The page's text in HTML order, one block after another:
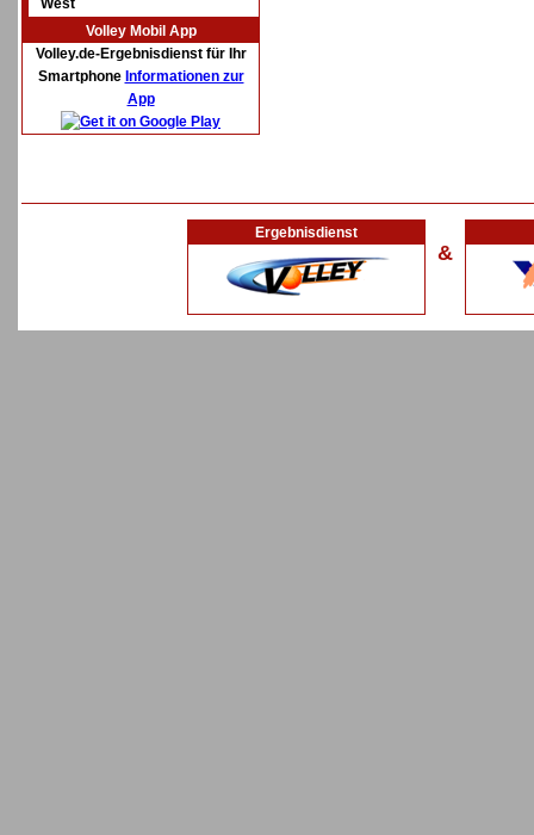
West
Volley Mobil App
Volley.de-Ergebnisdienst für Ihr
Smartphone Informationen zur
App
Ergebnisdienst
&